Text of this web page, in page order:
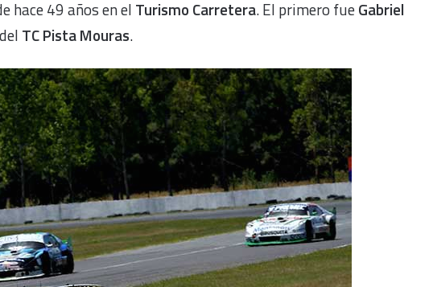
hace 49 años en el Turismo Carretera. El primero fueGabriel
TC Pista Mouras.